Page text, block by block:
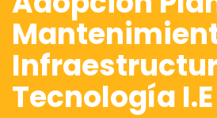
Tecnología I.E